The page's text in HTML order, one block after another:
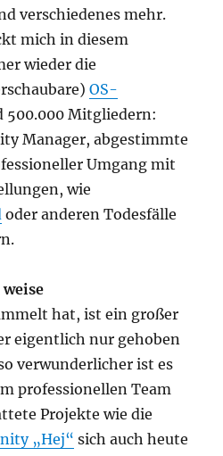
verschiedenes mehr.
mich in diesem
wieder die
OS-
Mitgliedern:
Manager, abgestimmte
Umgang mit
wie
oder anderen Todesfälle
hat, ist ein großer
eigentlich nur gehoben
verwunderlicher ist es
professionellen Team
Projekte wie die
„Hej“ sich auch heute